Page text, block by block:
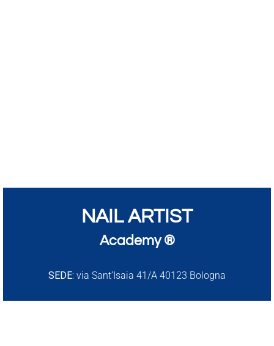
NAIL ARTIST
Academy ®
SEDE: via Sant’Isaia 41/A 40123 Bologna